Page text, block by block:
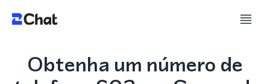
Obtenha um número de